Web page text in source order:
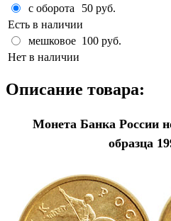
с оборота
50 руб.
Есть в наличии
мешковое 100 руб.
Нет в наличии
Описание товара:
Монета Банка России
образца